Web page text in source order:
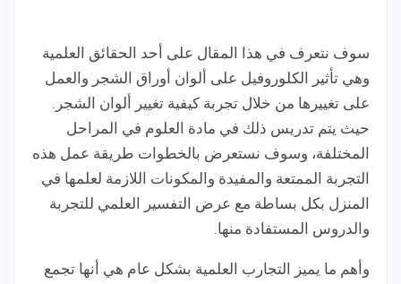
سوف نتعرف في هذا المقال على أحد الحقائق العلمية
وهي تأثير الكلوروفيل على ألوان أوراق الشجر والعمل
على تغييرها من خلال تجربة كيفية تغيير ألوان الشجر.
حيث يتم تدريس ذلك في مادة العلوم في المراحل
المختلفة، وسوف نستعرض بالخطوات طريقة عمل هذه
التجربة الممتعة والمفيدة والمكونات اللازمة لعلمها في
المنزل بكل بساطة مع عرض التفسير العلمي للتجربة
والدروس المستفادة منها.
وأهم ما يميز التجارب العلمية بشكل عام هي أنها تجمع